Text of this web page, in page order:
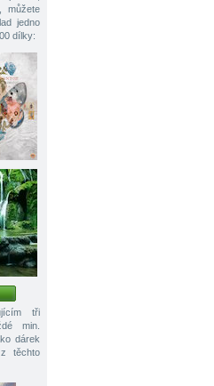
můžete
jedno
dílky:
tři
min.
dárek
těchto